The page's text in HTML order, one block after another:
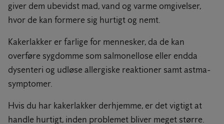
giver dem ubevidst mad, vand og varme omgivelser,
hvor de kan formere sig hurtigt og nemt.
Kakerlakker er farlige for mennesker, da de kan
overføre sygdomme som salmonellose eller endda
dysenteri og udløse allergiske reaktioner samt astma-
symptomer.
Hvis du har kakerlakker derhjemme, er det vigtigt at
handle hurtigt, inden problemet bliver meget større.